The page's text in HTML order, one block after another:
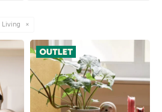
Living